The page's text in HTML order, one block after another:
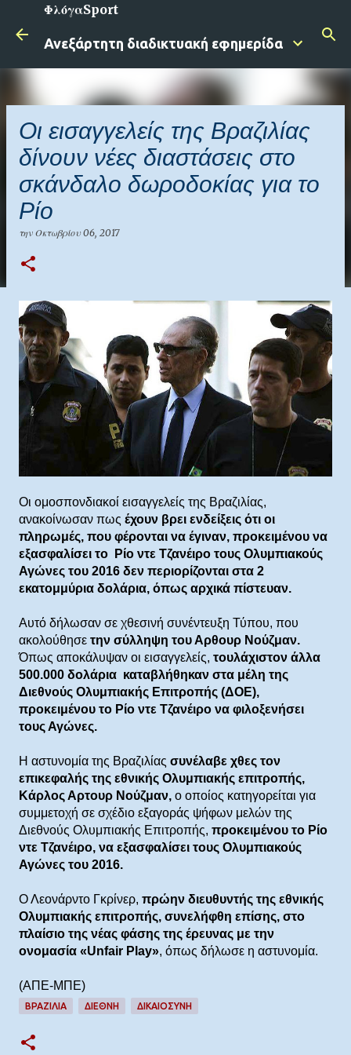
Μετάβαση στο κύριο περιεχόμενο
ΦλόγαSport
Ανεξάρτητη διαδικτυακή εφημερίδα
Οι εισαγγελείς της Βραζιλίας
δίνουν νέες διαστάσεις στο
σκάνδαλο δωροδοκίας για το
Ρίο
την Οκτωβρίου 06, 2017
Οι ομοσπονδιακοί εισαγγελείς της Βραζιλίας,
ανακοίνωσαν πως έχουν βρει ενδείξεις ότι οι
πληρωμές, που φέρονται να έγιναν, προκειμένου να
εξασφαλίσει το Ρίο ντε Τζανέιρο τους Ολυμπιακούς
Αγώνες του 2016 δεν περιορίζονται στα 2
εκατομμύρια δολάρια, όπως αρχικά πίστευαν.
Αυτό δήλωσαν σε χθεσινή συνέντευξη Τύπου, που
ακολούθησε την σύλληψη του Αρθουρ Νούζμαν.
Όπως αποκάλυψαν οι εισαγγελείς, τουλάχιστον άλλα
500.000 δολάρια καταβλήθηκαν στα μέλη της
Διεθνούς Ολυμπιακής Επιτροπής (ΔΟΕ),
προκειμένου το Ρίο ντε Τζανέιρο να φιλοξενήσει
τους Αγώνες.
Η αστυνομία της Βραζιλίας συνέλαβε χθες τον
επικεφαλής της εθνικής Ολυμπιακής επιτροπής,
Κάρλος Αρτουρ Νούζμαν, ο οποίος κατηγορείται για
συμμετοχή σε σχέδιο εξαγοράς ψήφων μελών της
Διεθνούς Ολυμπιακής Επιτροπής, προκειμένου το Ρίο
ντε Τζανέιρο, να εξασφαλίσει τους Ολυμπιακούς
Αγώνες του 2016.
Ο Λεονάρντο Γκρίνερ, πρώην διευθυντής της εθνικής
Ολυμπιακής επιτροπής, συνελήφθη επίσης, στο
πλαίσιο της νέας φάσης της έρευνας με την
ονομασία «Unfair Play», όπως δήλωσε η αστυνομία.
(ΑΠΕ-ΜΠΕ)
ΒΡΑΖΙΛΊΑ ΔΙΕΘΝΉ ΔΙΚΑΙΟΣΥΝΗ